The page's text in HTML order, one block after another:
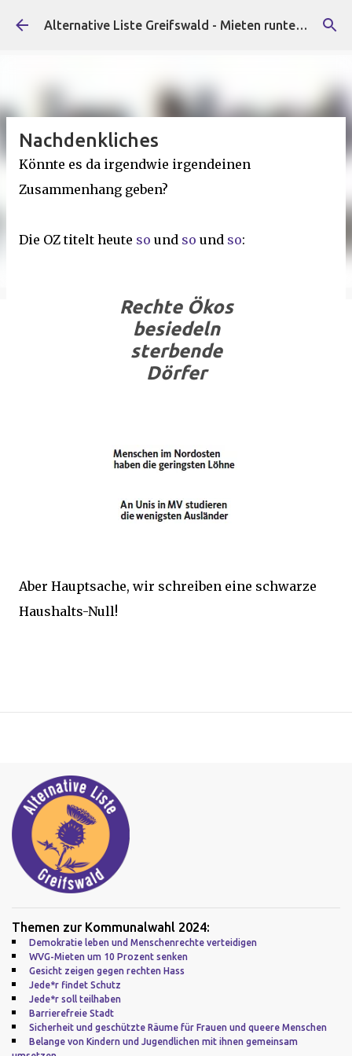
Direkt zum Hauptbereich Alternative Liste Greifswald - Mieten runter, Faschist*innen raus!
Nachdenkliches
Könnte es da irgendwie irgendeinen
Zusammenhang geben?
Die OZ titelt heute so und so und so:
Rechte Ökos
besiedeln
sterbende
Dörfer
Aber Hauptsache, wir schreiben eine schwarze
Haushalts-Null!
Themen zur Kommunalwahl 2024:
Demokratie leben und Menschenrechte verteidigen
WVG-Mieten um 10 Prozent senken
Gesicht zeigen gegen rechten Hass
Jede*r findet Schutz
Jede*r soll teilhaben
Barrierefreie Stadt
Sicherheit und geschützte Räume für Frauen und queere Menschen
Belange von Kindern und Jugendlichen mit ihnen gemeinsam